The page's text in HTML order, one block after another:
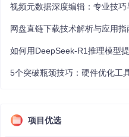
视频元数据深度编辑：专业技巧
网盘直链下载技术解析与应用指
项目优选